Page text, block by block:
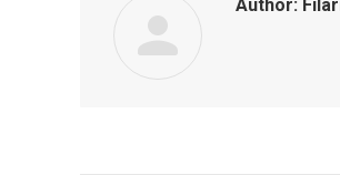
Author: